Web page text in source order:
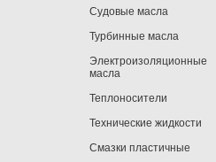
Судовые масла
Турбинные масла
Электроизоляционные
масла
Теплоносители
Технические жидкости
Смазки пластичные